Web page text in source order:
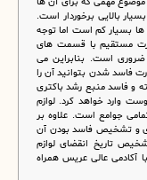
بالایی برخوردار است.
ها بسیار کم است اما توجه
مستقیم با قسمت های
است. بنابراین می
فاسد شدن بتوانید آن را
و فاسد منبع رشد باکتری
وارد خواهد کرد. لوازم
جوامع است. علاوه بر
و تشخیص فاسد بودن آن
تاریخ انقضای لوازم
آکادمی عالی عریس همراه